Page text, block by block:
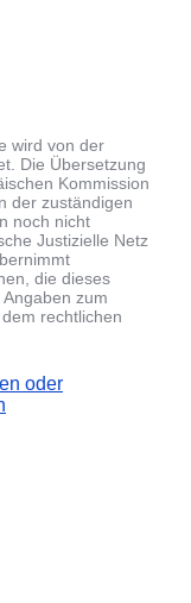
wird von der
Die Übersetzung
Kommission
der zuständigen
noch nicht
Justizielle Netz
die dieses
zum
rechtlichen
oder